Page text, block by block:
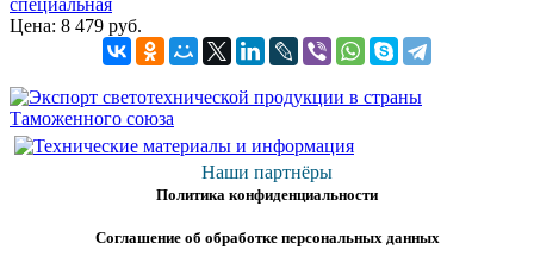
Цена: 8 479 руб.
Наши партнёры
Политика конфиденциальности
Соглашение об обработке персональных данных